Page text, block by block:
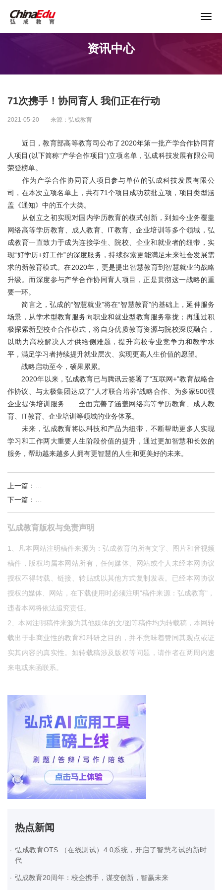
企业培训
继续教育
教育产品
课程资源
关于我们
资讯中心
71次携手！协同育人 我们正在行动
2021-05-20 来源：弘成教育
近日，教育部高等教育司公布了2020年第一批产学合作协同育
人项目(以下简称“产学合作项目”)立项名单，弘成科技发展有限公司
荣登榜单。
作为产学合作协同育人项目参与单位的弘成科技发展有限公
司，在本次立项名单上，共有71个项目成功获批立项，项目类型涵
盖《通知》中的五个大类。
从创立之初实现对国内学历教育的模式创新，到如今业务覆盖
网络高等学历教育、成人教育、IT教育、企业培训等多个领域，弘
成教育一直致力于成为连接学生、院校、企业和就业者的纽带，实
现“好学历+好工作”的深度服务，持续探索更能满足未来社会发展需
求的新教育模式。在2020年，更是提出智慧教育到智慧就业的战略
升级。而深度参与产学合作协同育人项目，正是贯彻这一战略的重
要一环。
简言之，弘成的“智慧就业”将在“智慧教育”的基础上，延伸服务
场景，从学术型教育服务向职业和就业型教育服务靠拢；再通过积
极探索新型校企合作模式，将自身优质教育资源与院校深度融合，
以助力高校解决人才供给侧难题，提升高校专业竞争力和教学水
平，满足学习者持续提升就业层次、实现更高人生价值的愿望。
战略启动至今，硕果累累。
2020年以来，弘成教育已与腾讯云签署了“互联网+”教育战略合
作协议、与太极集团达成了“人才联合培养”战略合作、为多家500强
企业提供培训服务……全面完善了涵盖网络高等学历教育、成人教
育、IT教育、企业培训等领域的业务体系。
未来，弘成教育将以科技和产品为纽带，不断帮助更多人实现
学习和工作两大重要人生阶段价值的提升，通过更加智慧和长效的
服务，帮助越来越多人拥有更智慧的人生和更美好的未来。
上一篇 ：
下一篇 ：
弘成教育版权与免责声明
1、凡本网站注明稿件来源为：弘成教育的所有文字、图片和音视频
稿件，版权均属本网站所有，任何媒体、网站或个人未经本网协议
授权不得转载、链接、转贴或以其他方式复制发表。已经本网协议
授权的媒体、网站，在下载使用时必须注明"稿件来源：弘成教育"，
违者本网将依法追究责任。
2、本网注明稿件来源为其他媒体的文/图等稿件均为转载稿，本网转
载出于非商业性的教育和科研之目的，并不意味着赞同其观点或证
实其内容的真实性。如转载稿涉及版权等问题，请作者在两周内速
来电或来函联系。
热点新闻
弘成教育OTS （在线测试）4.0系统，开启了智慧考试的新时
代
弘成教育20周年：校企携手，谋变创新，智赢未来